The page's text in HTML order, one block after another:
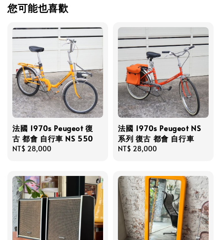
您可能也喜歡
法國 1970s Peugeot 復
古 都會 自行車 NS 550
Regular
NT$ 28,000
法國 1970s Peugeot NS
系列 復古 都會 自行車
Regular
NT$ 28,000